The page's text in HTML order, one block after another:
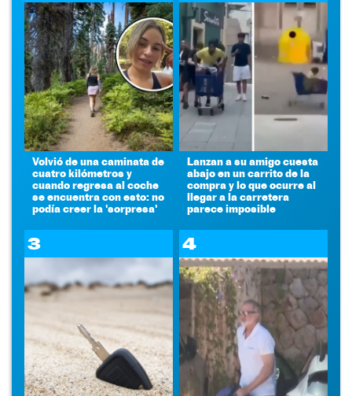
Volvió de una caminata de
cuatro kilómetros y
cuando regresa al coche
se encuentra con esto: no
podía creer la 'sorpresa'
Lanzan a su amigo cuesta
abajo en un carrito de la
compra y lo que ocurre al
llegar a la carretera
parece imposible
3 4